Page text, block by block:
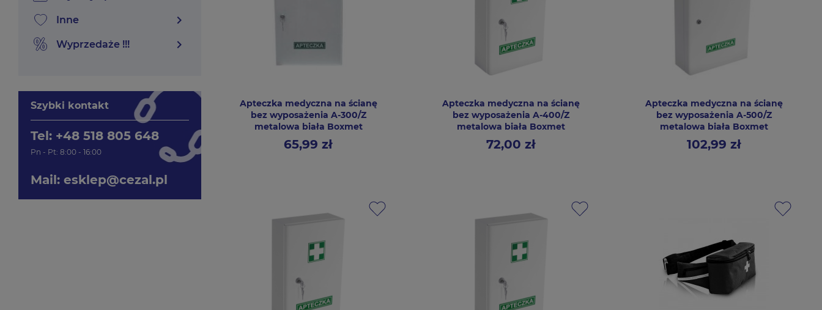
inne chevron_right
wyprzedaże !!! chevron_right
Szybki kontakt
Tel: +48 518 805 648
Pn - Pt: 8:00 - 16:00
Mail: esklep@cezal.pl
Apteczka medyczna na ścianę
bez wyposażenia A-300/Z
metalowa biała Boxmet
Cena
65,99 zł
Apteczka medyczna na ścianę
bez wyposażenia A-400/Z
metalowa biała Boxmet
Cena
72,00 zł
Apteczka medyczna na ścianę
bez wyposażenia A-500/Z
metalowa biała Boxmet
Cena
102,99 zł